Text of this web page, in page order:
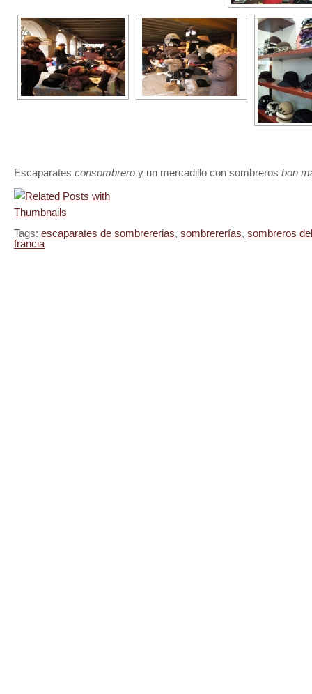
Escaparates consombrero y un mercadillo con sombreros bon
Tags: escaparates de sombrererias, sombrererías, sombreros
francia